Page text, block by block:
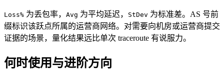
Loss% 为丢包率， Avg 为平均延迟， StDev 为标准差。AS 号前
缀标识该跃点所属的运营商网络。对需要向机房或运营商提交
证据的场景，量化结果远比单次 traceroute 有说服力。
何时使用与进阶方向